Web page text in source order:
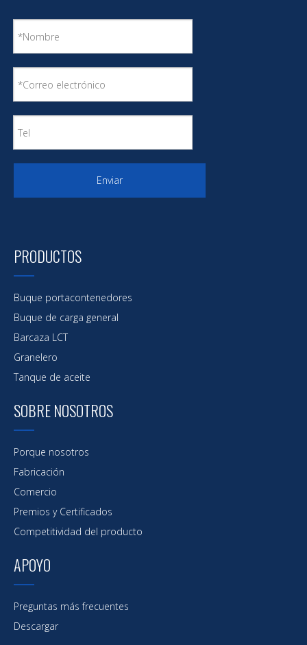
Enviar
PRODUCTOS
Buque portacontenedores
Buque de carga general
Barcaza LCT
Granelero
Tanque de aceite
SOBRE NOSOTROS
Porque nosotros
Fabricación
Comercio
Premios y Certificados
Competitividad del producto
APOYO
Preguntas más frecuentes
Descargar